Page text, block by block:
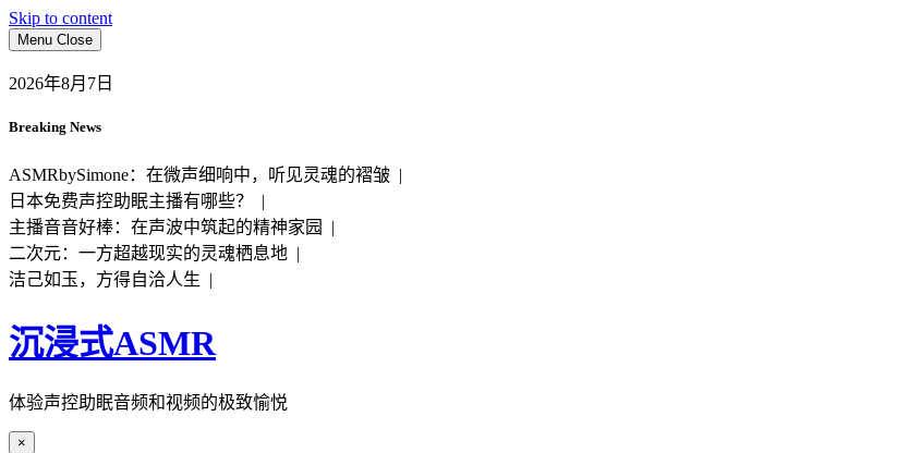
Skip to content
Menu Close
2026年8月7日
Breaking News
ASMRbySimone：在微声细响中，听见灵魂的褶皱 |
日本免费声控助眠主播有哪些？ |
主播音音好棒：在声波中筑起的精神家园 |
二次元：一方超越现实的灵魂栖息地 |
洁己如玉，方得自洽人生 |
沉浸式ASMR
体验声控助眠音频和视频的极致愉悦
×